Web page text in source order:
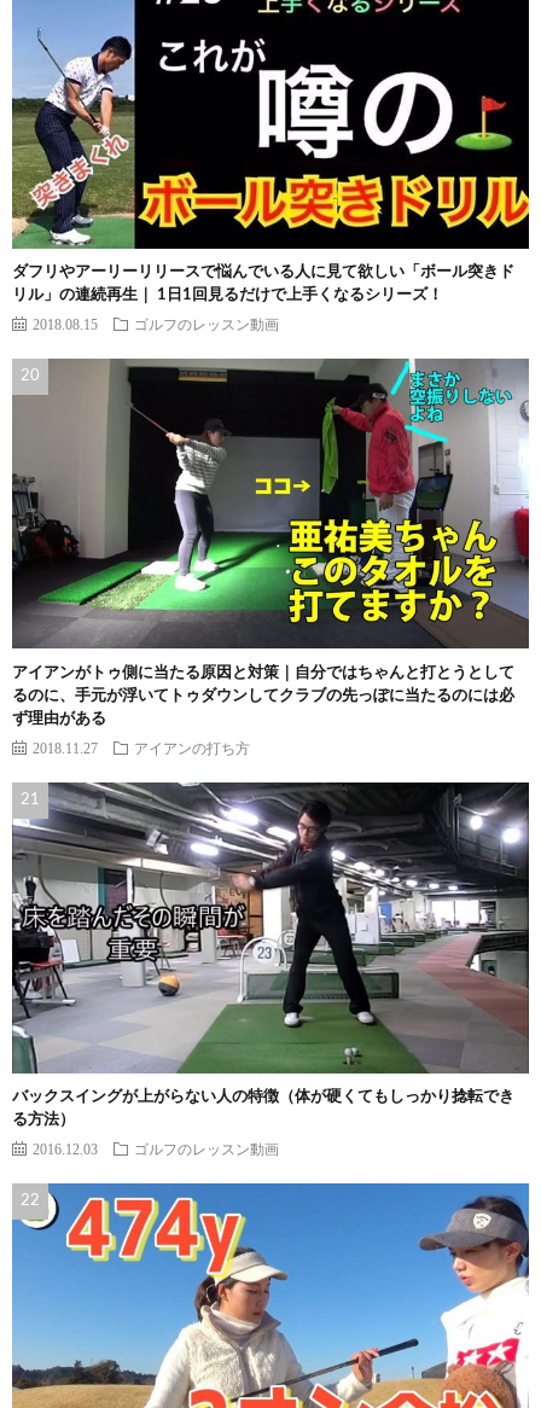
ダフリやアーリーリリースで悩んでいる人に見て欲しい「ボール突きド
リル」の連続再生｜ 1日1回見るだけで上手くなるシリーズ！
2018.08.15 ゴルフのレッスン動画
アイアンがトゥ側に当たる原因と対策｜自分ではちゃんと打とうとして
るのに、手元が浮いてトゥダウンしてクラブの先っぽに当たるのには必
ず理由がある
2018.11.27 アイアンの打ち方
バックスイングが上がらない人の特徴（体が硬くてもしっかり捻転でき
る方法）
2016.12.03 ゴルフのレッスン動画